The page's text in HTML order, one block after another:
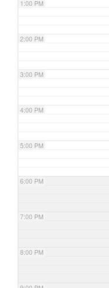
1:00 PM
2:00 PM
3:00 PM
4:00 PM
5:00 PM
6:00 PM
7:00 PM
8:00 PM